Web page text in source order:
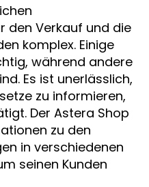
den Verkauf und die
komplex. Einige
während andere
Es ist unerlässlich,
zu informieren,
Der Astera Shop
zu den
in verschiedenen
seinen Kunden